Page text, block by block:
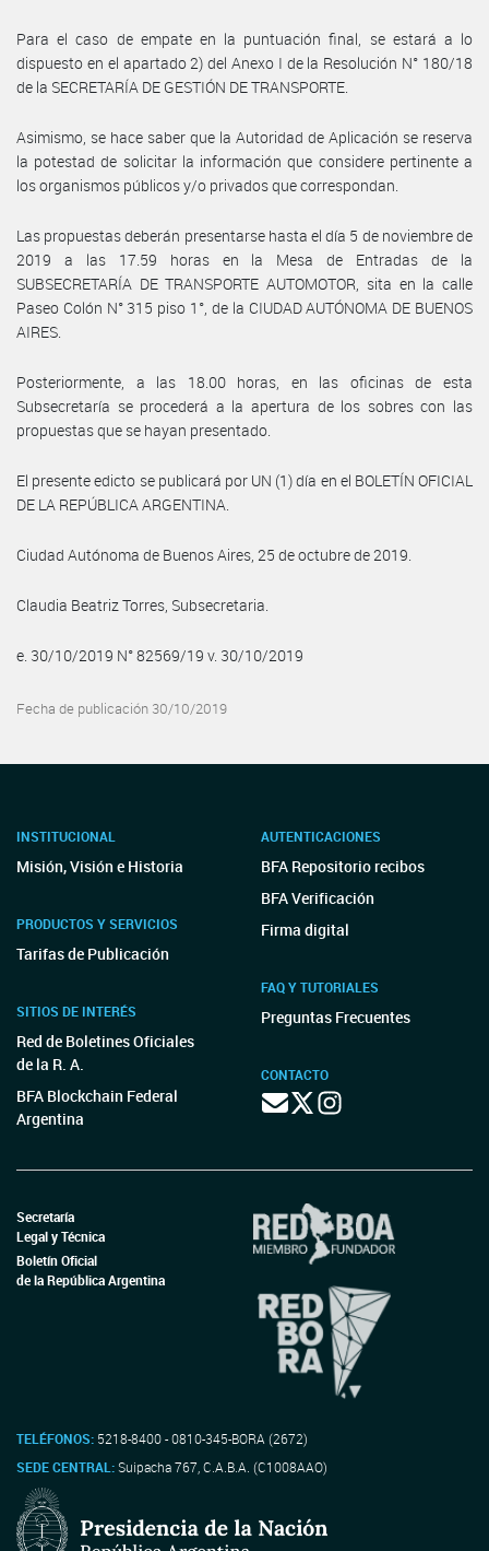
Para el caso de empate en la puntuación final, se estará a lo
dispuesto en el apartado 2) del Anexo I de la Resolución N° 180/18
de la SECRETARÍA DE GESTIÓN DE TRANSPORTE.
Asimismo, se hace saber que la Autoridad de Aplicación se reserva
la potestad de solicitar la información que considere pertinente a
los organismos públicos y/o privados que correspondan.
Las propuestas deberán presentarse hasta el día 5 de noviembre de
2019 a las 17.59 horas en la Mesa de Entradas de la
SUBSECRETARÍA DE TRANSPORTE AUTOMOTOR, sita en la calle
Paseo Colón N° 315 piso 1°, de la CIUDAD AUTÓNOMA DE BUENOS
AIRES.
Posteriormente, a las 18.00 horas, en las oficinas de esta
Subsecretaría se procederá a la apertura de los sobres con las
propuestas que se hayan presentado.
El presente edicto se publicará por UN (1) día en el BOLETÍN OFICIAL
DE LA REPÚBLICA ARGENTINA.
Ciudad Autónoma de Buenos Aires, 25 de octubre de 2019.
Claudia Beatriz Torres, Subsecretaria.
e. 30/10/2019 N° 82569/19 v. 30/10/2019
Fecha de publicación 30/10/2019
INSTITUCIONAL
Misión, Visión e Historia
PRODUCTOS Y SERVICIOS
Tarifas de Publicación
SITIOS DE INTERÉS
Red de Boletines Oficiales
de la R. A.
BFA Blockchain Federal
Argentina
AUTENTICACIONES
BFA Repositorio recibos
BFA Verificación
Firma digital
FAQ Y TUTORIALES
Preguntas Frecuentes
CONTACTO
Secretaría
Legal y Técnica
Boletín Oficial
de la República Argentina
TELÉFONOS: 5218-8400 - 0810-345-BORA (2672)
SEDE CENTRAL:Suipacha 767, C.A.B.A. (C1008AAO)